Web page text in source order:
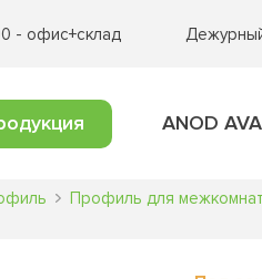
- офис+склад
ANOD
Профиль для